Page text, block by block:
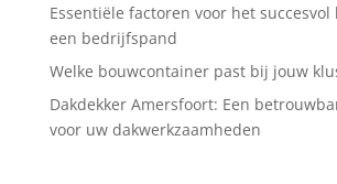
Essentiële factoren voor het succesvol
een bedrijfspand
Welke bouwcontainer past bij jouw
Dakdekker Amersfoort: Een
voor uw dakwerkzaamheden